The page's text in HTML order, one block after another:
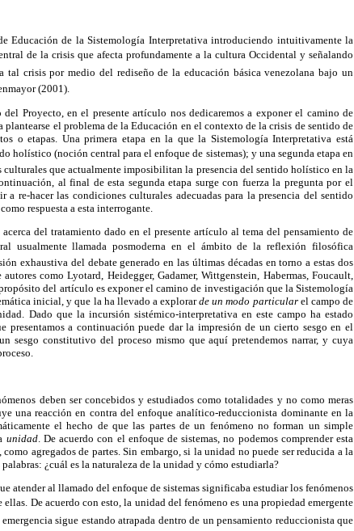
Educación de la Sistemología Interpretativa introduciendo intuitivamente la
de la crisis que afecta profundamente a la cultura Occidental y señalando
crisis por medio del rediseño de la educación básica venezolana bajo un
(2001).
Proyecto, en el presente artículo nos dedicaremos a exponer el camino de
el problema de la Educación en el contexto de la crisis de sentido de
o etapas. Una primera etapa en la que la Sistemología Interpretativa está
holístico (noción central para el enfoque de sistemas); y una segunda etapa en
que actualmente imposibilitan la presencia del sentido holístico en la
al final de esta segunda etapa surge con fuerza la pregunta por el
re-hacer las condiciones culturales adecuadas para la presencia del sentido
respuesta a esta interrogante.
del tratamiento dado en el presente artículo al tema del pensamiento de
usualmente llamada posmoderna en el ámbito de la reflexión filosófica
exhaustiva del debate generado en las últimas décadas en torno a estas dos
como Lyotard, Heidegger, Gadamer, Wittgenstein, Habermas, Foucault,
del artículo es exponer el camino de investigación que la Sistemología
inicial, y que la ha llevado a explorarde un modo particularel campo de
Dado que la incursión sistémico-interpretativa en este campo ha estado
presentamos a continuación puede dar la impresión de un cierto sesgo en el
sesgo constitutivo del proceso mismo que aquí pretendemos narrar, y cuya
deben ser concebidos y estudiados como totalidades y no como meras
una reacción en contra del enfoque analítico-reduccionista dominante en la
el hecho de que las partes de un fenómeno no forman un simple
unidad. De acuerdo con el enfoque de sistemas, no podemos comprender esta
agregados de partes. Sin embargo, si la unidad no puede ser reducida a la
¿cuál es la naturaleza de la unidad y cómo estudiarla?
atender al llamado del enfoque de sistemas significaba estudiar los fenómenos
ellas. De acuerdo con esto, la unidad del fenómeno es una propiedad emergente
sigue estando atrapada dentro de un pensamiento reduccionista que